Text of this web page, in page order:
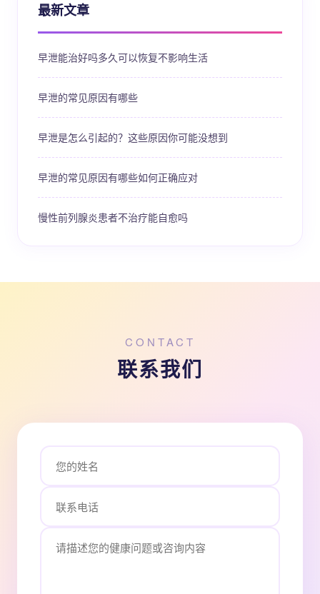
最新文章
早泄能治好吗多久可以恢复不影响生活
早泄的常见原因有哪些
早泄是怎么引起的？这些原因你可能没想到
早泄的常见原因有哪些如何正确应对
慢性前列腺炎患者不治疗能自愈吗
CONTACT
联系我们